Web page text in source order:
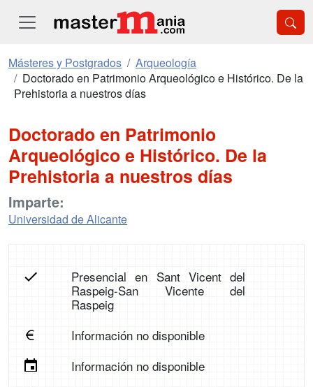
Másteres y Postgrados
Arqueología
Doctorado en Patrimonio Arqueológico e Histórico. De la
Prehistoria a nuestros días
Doctorado en Patrimonio
Arqueológico e Histórico. De la
Prehistoria a nuestros días
Imparte:
Universidad de Alicante
Presencial en Sant Vicent del
Raspeig-San Vicente del
Raspeig
Información no disponible
Información no disponible